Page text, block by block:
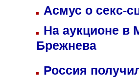
Асмус о секс-
На аукционе в
Брежнева
Россия